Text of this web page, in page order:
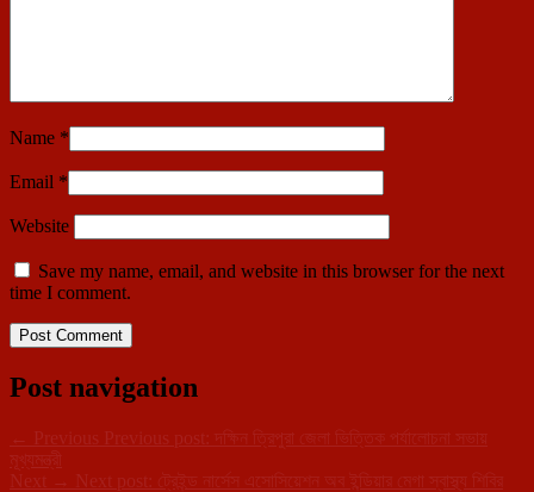
Name *
Email *
Website
Save my name, email, and website in this browser for the next
time I comment.
Post navigation
← Previous Previous post:
দক্ষিন ত্রিপুরা জেলা ভিত্তিক পর্যালোচনা সভায়
মূখ্যমন্ত্রী
Next → Next post: ট্রেইন্ড নার্সেস এসোসিয়েশন অব ইন্ডিয়ার মেগা স্বাস্থ্য শিবির